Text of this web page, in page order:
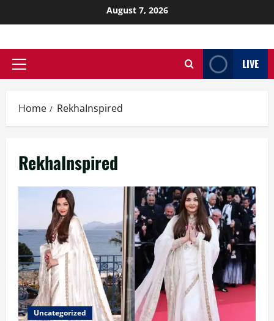
August 7, 2026
LIVE
Home RekhaInspired
RekhaInspired
Uncategorized